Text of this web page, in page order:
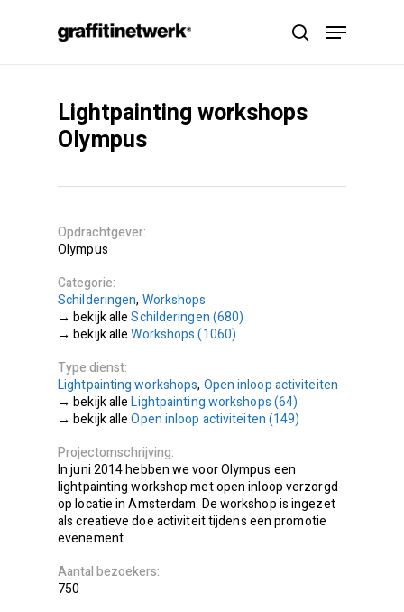
search
Menu
Lightpainting workshops
Olympus
Opdrachtgever
Olympus
Categorie
Schilderingen, Workshops
Schilderingen (680)
Workshops (1060)
Type dienst
Lightpainting workshops, Open inloop activiteiten
Lightpainting workshops (64)
Open inloop activiteiten (149)
Projectomschrijving
In juni 2014 hebben we voor Olympus een
lightpainting workshop met open inloop verzorgd
op locatie in Amsterdam. De workshop is ingezet
als creatieve doe activiteit tijdens een promotie
evenement.
Aantal bezoekers
750